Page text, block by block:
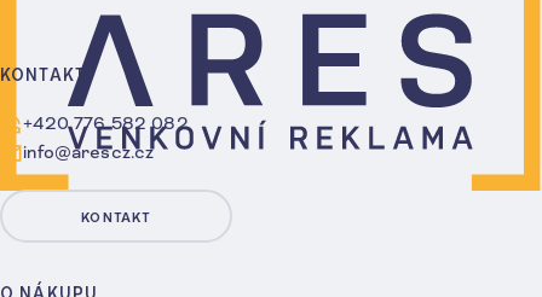
O NÁKUPU
KONTAKT
+420 776 582 082
info@arescz.cz
KONTAKT